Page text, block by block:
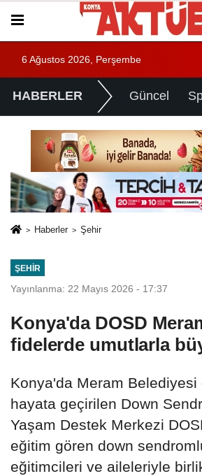
6 Ağustos 2026, Perşembe
HABERLER Güncel
Haberler Şehir
ŞEHIR
Yayınlanma: 22 Mayıs 2026 - 17:37
Konya'da DOSD
fidelerde umutlarla
Konya'da Meram Belediyesi
hayata geçirilen Down
Yaşam Destek Merkezi
eğitim gören down
eğitimcileri ve aileleriyle